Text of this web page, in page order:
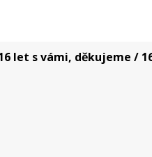
let s vámi, děkujeme /